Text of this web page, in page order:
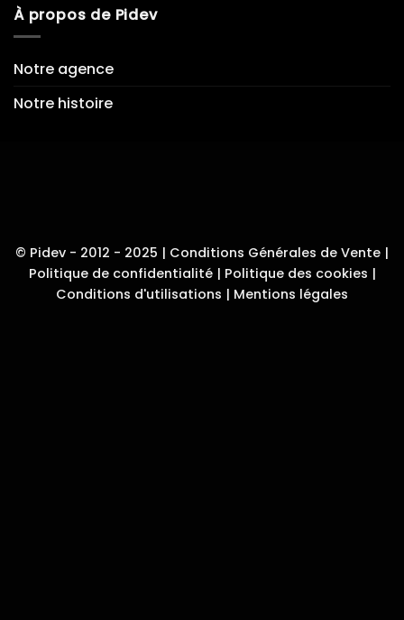
À propos de Pidev
Notre agence
Notre histoire
© Pidev - 2012 - 2025 | Conditions Générales de Vente |
Politique de confidentialité| Politique des cookies |
Conditions d'utilisations | Mentions légales